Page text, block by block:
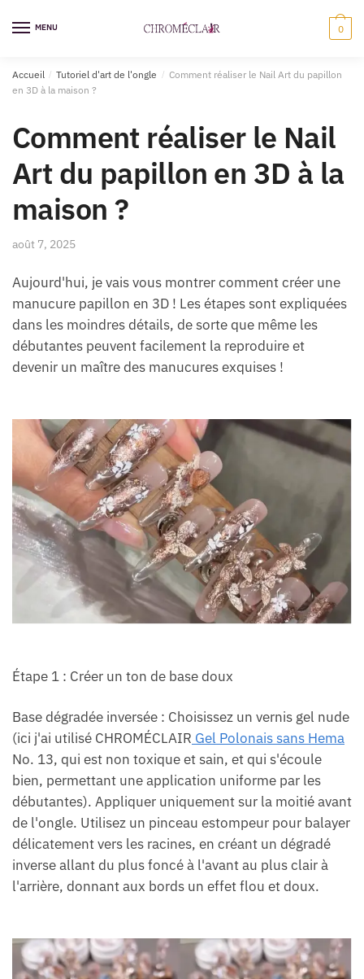
navigation
MENU 0
Accueil / Tutoriel d'art de l'ongle / Comment réaliser le Nail Art du papillon
en 3D à la maison ?
Comment réaliser le Nail
Art du papillon en 3D à la
maison ?
août 7, 2025
Aujourd'hui, je vais vous montrer comment créer une
manucure papillon en 3D ! Les étapes sont expliquées
dans les moindres détails, de sorte que même les
débutantes peuvent facilement la reproduire et
devenir un maître des manucures exquises !
Étape 1 : Créer un ton de base doux
Base dégradée inversée : Choisissez un vernis gel nude
(ici j'ai utilisé CHROMÉCLAIR Gel Polonais sans Hema
No. 13, qui est non toxique et sain, et qui s'écoule
bien, permettant une application uniforme par les
débutantes). Appliquer uniquement sur la moitié avant
de l'ongle. Utilisez un pinceau estompeur pour balayer
délicatement vers les racines, en créant un dégradé
inverse allant du plus foncé à l'avant au plus clair à
l'arrière, donnant aux bords un effet flou et doux.